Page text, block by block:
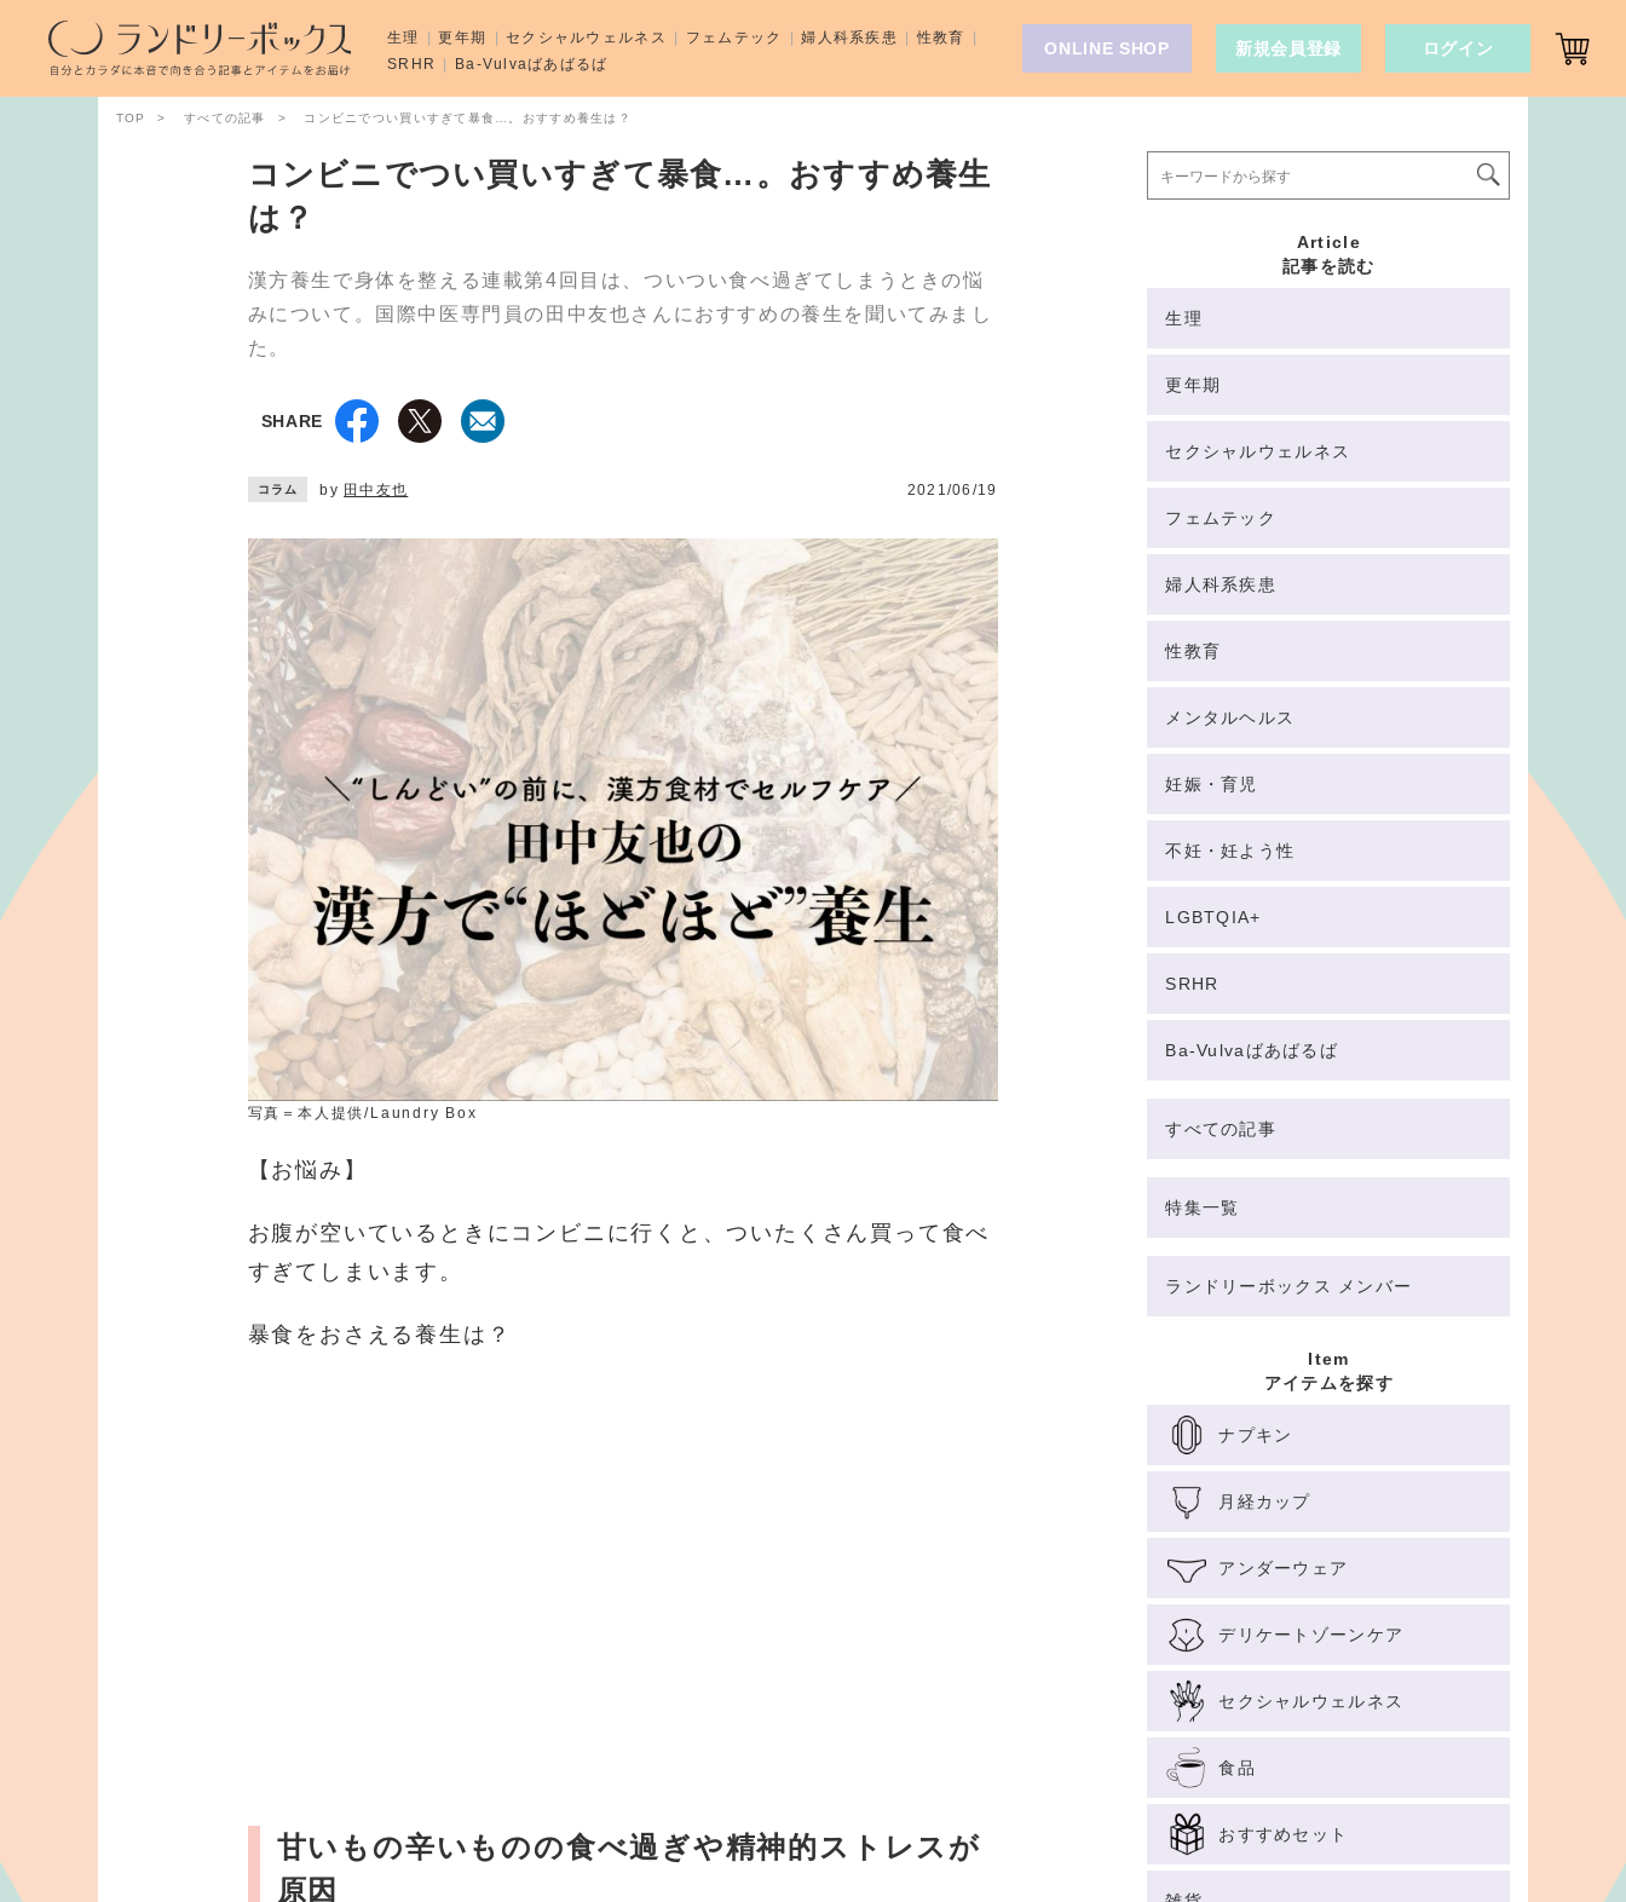
TOP すべての記事 コンビニでつい買いすぎて暴食…。おすすめ養生は？
コンビニでつい買いすぎて暴食…。おすすめ養生
は？
漢方養生で身体を整える連載第4回目は、ついつい食べ過ぎてしまうときの悩
みについて。国際中医専門員の田中友也さんにおすすめの養生を聞いてみまし
た。
SHARE
コラム by 田中友也 2021/06/19
写真＝本人提供/Laundry Box
【お悩み】
お腹が空いているときにコンビニに行くと、ついたくさん買って食べ
すぎてしまいます。
暴食をおさえる養生は？
甘いもの辛いものの食べ過ぎや精神的ストレスが
原因
Article
記事を読む
生理
更年期
セクシャルウェルネス
フェムテック
婦人科系疾患
性教育
メンタルヘルス
妊娠・育児
不妊・妊よう性
LGBTQIA+
SRHR
Ba-Vulvaばあばるば
すべての記事
特集一覧
ランドリーボックス メンバー
Item
アイテムを探す
ナプキン
月経カップ
アンダーウェア
デリケートゾーンケア
セクシャルウェルネス
食品
おすすめセット
生理 更年期 セクシャルウェルネス フェムテック 婦人科系疾患
性教育
SRHR
Ba-Vulvaばあばるば
ONLINE SHOP 新規会員登録 ログイン